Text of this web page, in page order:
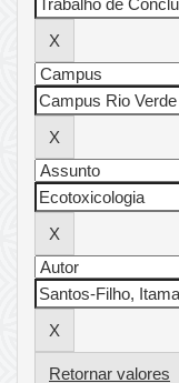
Retornar valores